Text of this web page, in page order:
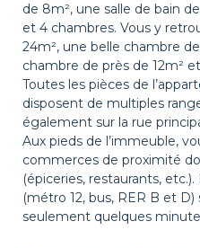
Volets
Table de chevet Lampe
de 8m², une salle de bain
et 4 chambres. Vous y
24m², une belle chambre
chambre de près de 12m²
Toutes les pièces de
disposent de multiples
également sur la rue
Aux pieds de l’immeuble,
commerces de proximité
(épiceries, restaurants,
(métro 12, bus, RER B et
seulement quelques